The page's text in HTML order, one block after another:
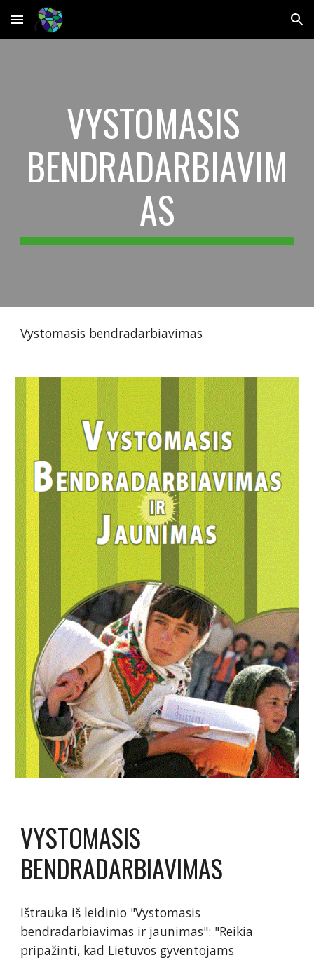
Skip to main content Skip to navigation
VYSTOMASIS
BENDRADARBIAVIM
AS
Vystomasis bendradarbiavimas
VYSTOMASIS
BENDRADARBIAVIMAS
Ištrauka iš leidinio "Vystomasis
bendradarbiavimas ir jaunimas": "Reikia
pripažinti, kad Lietuvos gyventojams